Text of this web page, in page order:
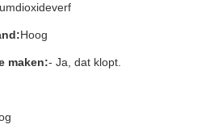
Hoog
maken:- Ja, dat klopt.